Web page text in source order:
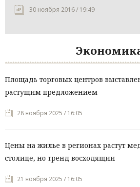
30 ноября 2016 / 19:49
Площадь торговых центров
растущим предложением
28 ноября 2025 / 16:05
Цены на жилье в регионах растут
столице, но тренд восходящий
21 ноября 2025 / 16:05